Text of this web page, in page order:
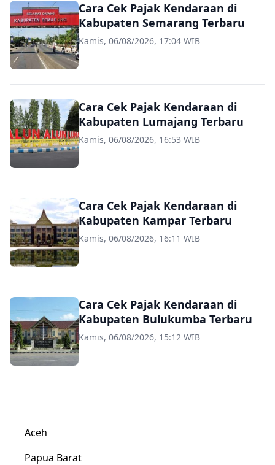
Cara Cek Pajak Kendaraan di
Kabupaten Semarang Terbaru
Kamis, 06/08/2026, 17:04 WIB
Cara Cek Pajak Kendaraan di
Kabupaten Lumajang Terbaru
Kamis, 06/08/2026, 16:53 WIB
Cara Cek Pajak Kendaraan di
Kabupaten Kampar Terbaru
Kamis, 06/08/2026, 16:11 WIB
Cara Cek Pajak Kendaraan di
Kabupaten Bulukumba Terbaru
Kamis, 06/08/2026, 15:12 WIB
Aceh
Papua Barat